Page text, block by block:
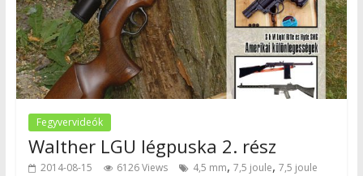
Fegyvervideók
Walther LGU légpuska 2. rész
2014-08-15 6126 Views 4,5 mm, 7,5 joule, 7,5 joule